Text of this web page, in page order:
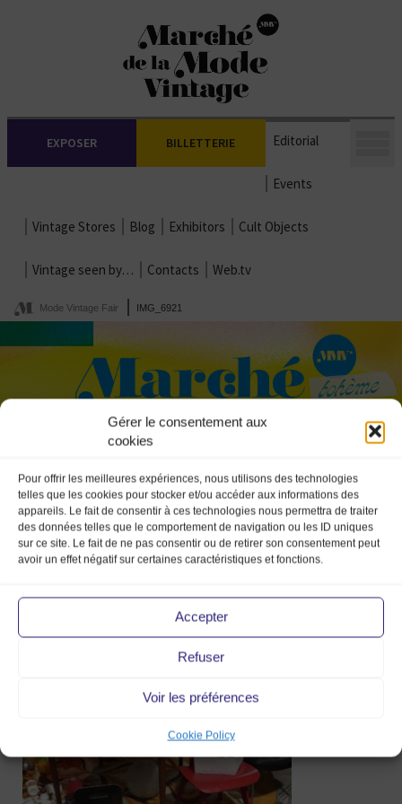
Gérer le consentement aux
cookies
Pour offrir les meilleures expériences, nous utilisons des technologies
telles que les cookies pour stocker et/ou accéder aux informations des
appareils. Le fait de consentir à ces technologies nous permettra de traiter
des données telles que le comportement de navigation ou les ID uniques
sur ce site. Le fait de ne pas consentir ou de retirer son consentement peut
avoir un effet négatif sur certaines caractéristiques et fonctions.
Accepter
Refuser
Voir les préférences
Cookie Policy
EXPOSER BILLETTERIE Editorial
Events
Vintage Stores Blog Exhibitors Cult Objects
Vintage seen by… Contacts Web.tv
Mode Vintage Fair IMG_6921